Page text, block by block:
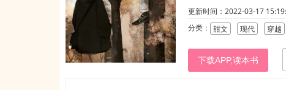
朋友不肯见他，所以他不敢
找到了。注（主感情线很慢
年，副CP很甜的哦）
更新时间：2022-03-17
分类： 甜文 现代 穿越
下载APP,读本书